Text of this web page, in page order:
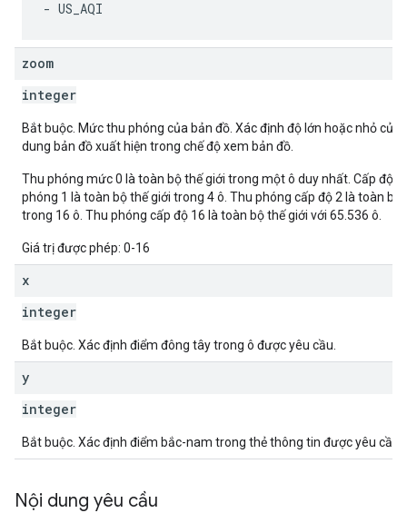
zoom
integer
Bắt buộc. Mức thu phóng của bản đồ. Xác định độ lớn hoặc nhỏ của
dung bản đồ xuất hiện trong chế độ xem bản đồ.
Thu phóng mức 0 là toàn bộ thế giới trong một ô duy nhất. Cấp độ
phóng 1 là toàn bộ thế giới trong 4 ô. Thu phóng cấp độ 2 là toàn bộ
trong 16 ô. Thu phóng cấp độ 16 là toàn bộ thế giới với 65.536 ô.
Giá trị được phép: 0-16
x
integer
Bắt buộc. Xác định điểm đông tây trong ô được yêu cầu.
y
integer
Bắt buộc. Xác định điểm bắc-nam trong thẻ thông tin được yêu cầu.
Nội dung yêu cầu